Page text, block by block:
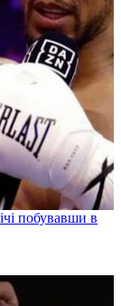
побувавши в